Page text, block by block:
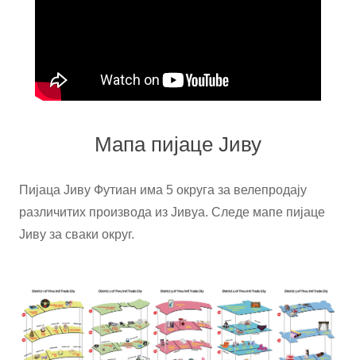
Мапа пијаце Јиву
Пијаца Јиву Футиан има 5 округа за велепродају
различитих производа из Јивуа. Следе мапе пијаце
Јиву за сваки округ.